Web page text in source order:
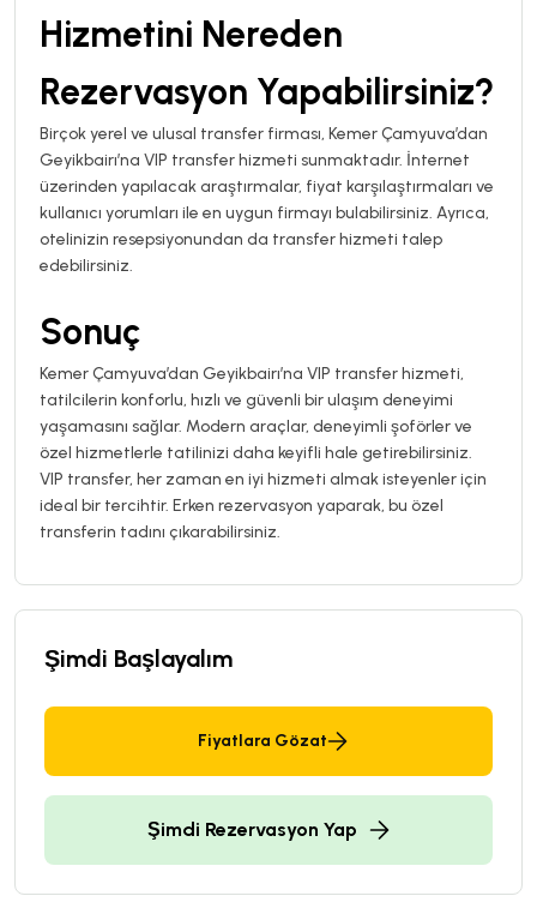
Hizmetini Nereden
Rezervasyon Yapabilirsiniz?
Birçok yerel ve ulusal transfer firması, Kemer Çamyuva’dan
Geyikbairı’na VIP transfer hizmeti sunmaktadır. İnternet
üzerinden yapılacak araştırmalar, fiyat karşılaştırmaları ve
kullanıcı yorumları ile en uygun firmayı bulabilirsiniz. Ayrıca,
otelinizin resepsiyonundan da transfer hizmeti talep
edebilirsiniz.
Sonuç
Kemer Çamyuva’dan Geyikbairı’na VIP transfer hizmeti,
tatilcilerin konforlu, hızlı ve güvenli bir ulaşım deneyimi
yaşamasını sağlar. Modern araçlar, deneyimli şoförler ve
özel hizmetlerle tatilinizi daha keyifli hale getirebilirsiniz.
VIP transfer, her zaman en iyi hizmeti almak isteyenler için
ideal bir tercihtir. Erken rezervasyon yaparak, bu özel
transferin tadını çıkarabilirsiniz.
Şimdi Başlayalım
Fiyatlara Gözat
Şimdi Rezervasyon Yap